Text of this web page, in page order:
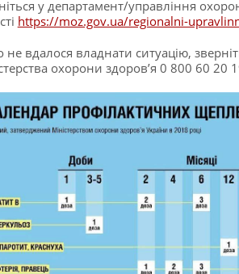
у департамент/управління
https://moz.gov.ua/regionalni-
вдалося владнати ситуацію,
охорони здоров’я 0 800 60 20